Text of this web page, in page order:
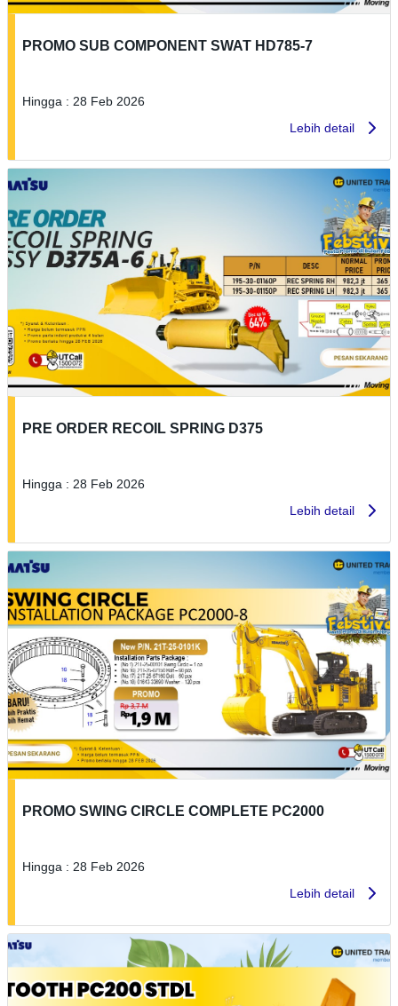
PROMO SUB COMPONENT SWAT HD785-7
Hingga : 28 Feb 2026
Lebih detail
PRE ORDER RECOIL SPRING D375
Hingga : 28 Feb 2026
Lebih detail
PROMO SWING CIRCLE COMPLETE PC2000
Hingga : 28 Feb 2026
Lebih detail